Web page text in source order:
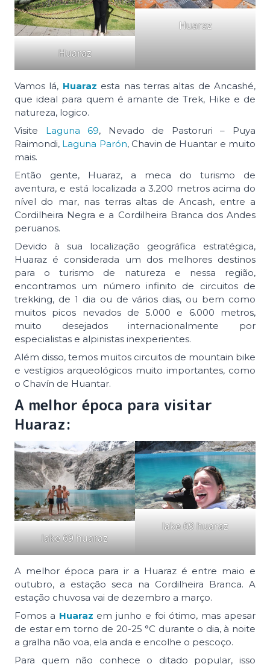
Huaraz
Huaraz
Vamos lá, Huaraz esta nas terras altas de Ancashé,
que ideal para quem é amante de Trek, Hike e de
natureza, logico.
Visite Laguna 69, Nevado de Pastoruri – Puya
Raimondi, Laguna Parón, Chavin de Huantar e muito
mais.
Então gente, Huaraz, a meca do turismo de
aventura, e está localizada a 3.200 metros acima do
nível do mar, nas terras altas de Ancash, entre a
Cordilheira Negra e a Cordilheira Branca dos Andes
peruanos.
Devido à sua localização geográfica estratégica,
Huaraz é considerada um dos melhores destinos
para o turismo de natureza e nessa região,
encontramos um número infinito de circuitos de
trekking, de 1 dia ou de vários dias, ou bem como
muitos picos nevados de 5.000 e 6.000 metros,
muito desejados internacionalmente por
especialistas e alpinistas inexperientes.
Além disso, temos muitos circuitos de mountain bike
e vestígios arqueológicos muito importantes, como
o Chavín de Huantar.
A melhor época para visitar
Huaraz:
lake 69 huaraz
lake 69 huaraz
A melhor época para ir a Huaraz é entre maio e
outubro, a estação seca na Cordilheira Branca. A
estação chuvosa vai de dezembro a março.
Fomos a Huaraz em junho e foi ótimo, mas apesar
de estar em torno de 20-25 °C durante o dia, à noite
a gralha não voa, ela anda e encolhe o pescoço.
Para quem não conhece o ditado popular, isso